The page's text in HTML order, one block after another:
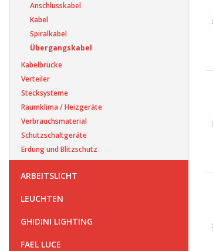
Anschlusskabel
Kabel
Spiralkabel
Übergangskabel
Kabelbrücke
Verteiler
Stecksysteme
Raumklima / Heizgeräte
Verbrauchsmaterial
Schutzschaltgeräte
Erdung und Blitzschutz
ARBEITSLICHT
LEUCHTEN
GHIDINI LIGHTING
FAEL LUCE